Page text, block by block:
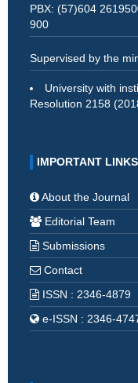
PBX: (57)604
900
Supervised by the
University with
Resolution 2158
IMPORTANT LINKS
About the Journal
Editorial Team
Submissions
Contact
ISSN : 2346-4879
e-ISSN : 2346-